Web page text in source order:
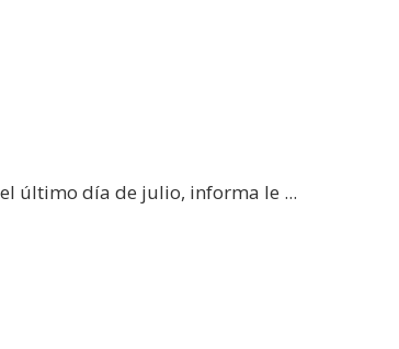
último día de julio, informa le ...